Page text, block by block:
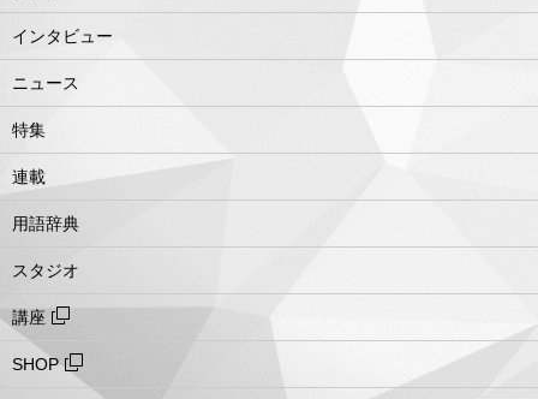
インタビュー
ニュース
特集
連載
用語辞典
スタジオ
講座
SHOP